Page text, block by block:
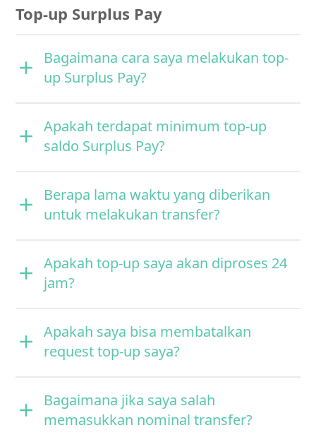
Top-up Surplus Pay
Bagaimana cara saya melakukan top-
up Surplus Pay?
Apakah terdapat minimum top-up
saldo Surplus Pay?
Berapa lama waktu yang diberikan
untuk melakukan transfer?
Apakah top-up saya akan diproses 24
jam?
Apakah saya bisa membatalkan
request top-up saya?
Bagaimana jika saya salah
memasukkan nominal transfer?